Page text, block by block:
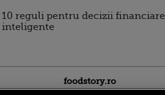
10 reguli pentru decizii financiare
inteligente
foodstory.ro